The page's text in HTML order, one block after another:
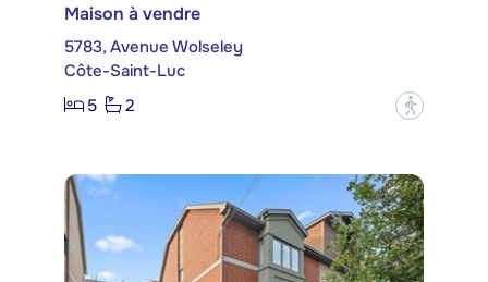
Maison à vendre
5783, Avenue Wolseley
Côte-Saint-Luc
5
2 ?